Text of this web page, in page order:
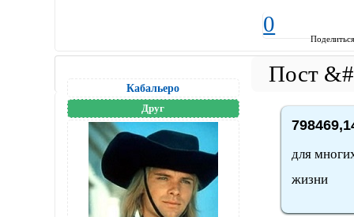
0
Кабальеро
Друг
для
жизни